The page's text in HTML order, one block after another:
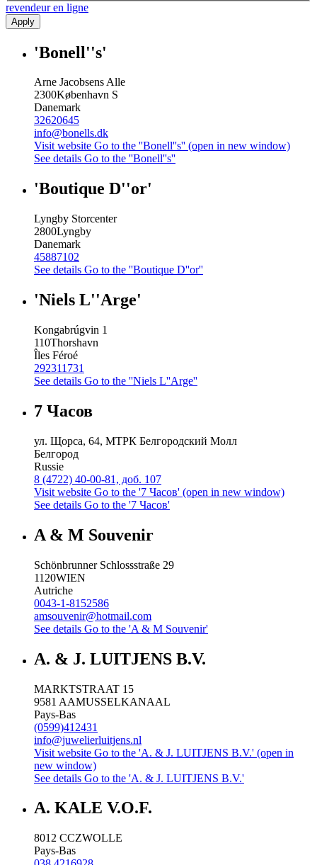
revendeur en ligne
Apply
'Bonell''s'
Arne Jacobsens Alle
2300København S
Danemark
32620645
info@bonells.dk
Visit website Go to the ''Bonell''s'' (open in new window)
See details Go to the ''Bonell''s''
'Boutique D''or'
Lyngby Storcenter
2800Lyngby
Danemark
45887102
See details Go to the ''Boutique D''or''
'Niels L''Arge'
Kongabrúgvin 1
110Thorshavn
Îles Féroé
292311731
See details Go to the ''Niels L''Arge''
7 Часов
ул. Щорса, 64, МТРК Белгородский Молл
Белгород
Russie
8 (4722) 40-00-81, доб. 107
Visit website Go to the '7 Часов' (open in new window)
See details Go to the '7 Часов'
A & M Souvenir
Schönbrunner Schlossstraße 29
1120WIEN
Autriche
0043-1-8152586
amsouvenir@hotmail.com
See details Go to the 'A & M Souvenir'
A. & J. LUITJENS B.V.
MARKTSTRAAT 15
9581 AAMUSSELKANAAL
Pays-Bas
(0599)412431
info@juwelierluitjens.nl
Visit website Go to the 'A. & J. LUITJENS B.V.' (open in
new window)
See details Go to the 'A. & J. LUITJENS B.V.'
A. KALE V.O.F.
8012 CCZWOLLE
Pays-Bas